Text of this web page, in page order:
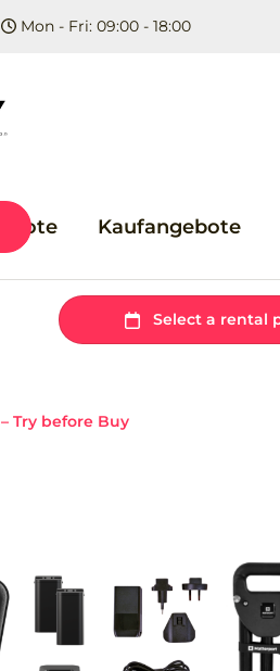
Mon - Fri: 09:00 - 18:00
Kaufangebote
Try before Buy